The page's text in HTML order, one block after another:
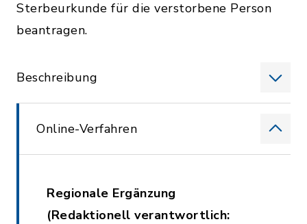
Sterbeurkunde für die verstorbene Person
beantragen.
Beschreibung
Online-Verfahren
Regionale Ergänzung
(Redaktionell verantwortlich: